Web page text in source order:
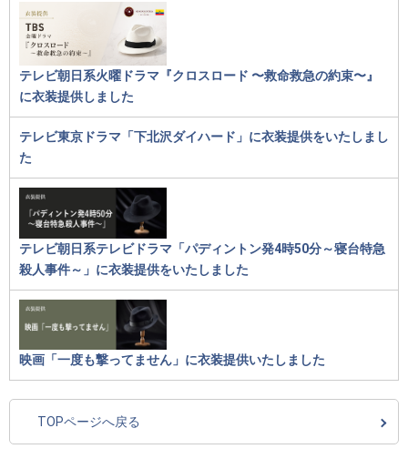
テレビ朝日系火曜ドラマ『クロスロード 〜救命救急の約束〜』
に衣装提供しました
テレビ東京ドラマ「下北沢ダイハード」に衣装提供をいたしまし
た
テレビ朝日系テレビドラマ「パディントン発4時50分～寝台特急
殺人事件～」に衣装提供をいたしました
映画「一度も撃ってません」に衣装提供いたしました
TOPページへ戻る